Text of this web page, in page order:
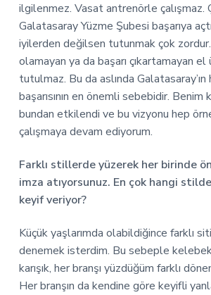
ilgilenmez. Vasat antrenörle çalışmaz.
Galatasaray Yüzme Şubesi başarıya
iyilerden değilsen tutunmak çok
olamayan ya da başarı çıkartamayan
tutulmaz. Bu da aslında
başarısının en önemli sebebidir.
bundan etkilendi ve bu vizyonu hep
çalışmaya devam ediyorum.
Farklı stillerde yüzerek her birinde
imza atıyorsunuz. En çok hangi
keyif veriyor?
Küçük yaşlarımda olabildiğince farklı
denemek isterdim. Bu sebeple
karışık, her branşı yüzdüğüm farklı
Her branşın da kendine göre keyifli